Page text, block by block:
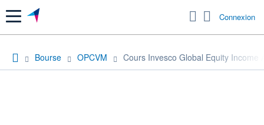
Menu Connexion
Bourse OPCVM Cours Invesco Global Equity Income